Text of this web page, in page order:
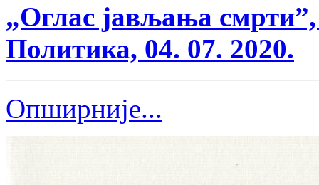
„Оглас јављања
Политика, 04. 07. 2020.
Опширније...